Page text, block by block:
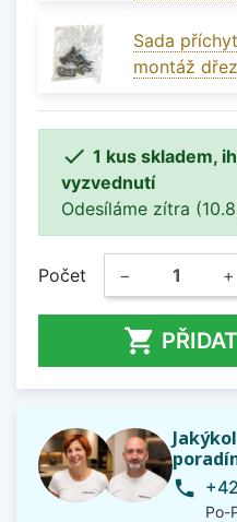
Sada
montáž
 1 kus skladem,
vyzvednutí
Odesíláme zítra
Počet − +

phone
Po-